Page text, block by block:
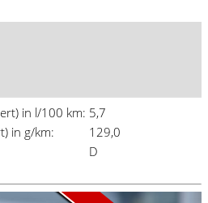
in l/100 km: 5,7
in g/km:
129,0
D
Aktionsmodell